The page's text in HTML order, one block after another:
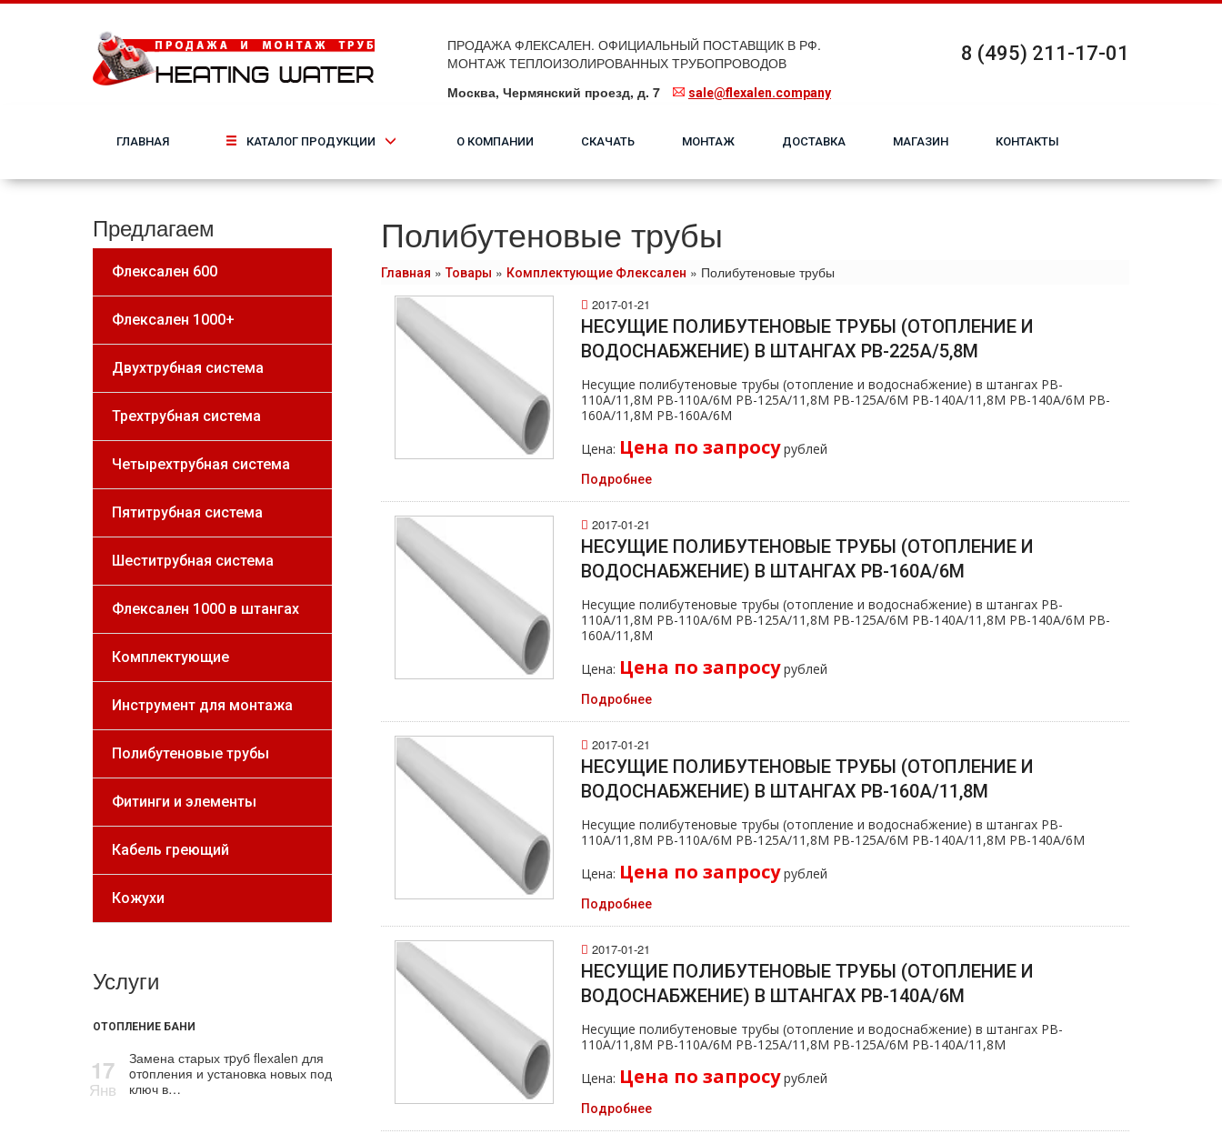
ПРОДАЖА ФЛЕКСАЛЕН. ОФИЦИАЛЬНЫЙ ПОСТАВЩИК В РФ.
МОНТАЖ ТЕПЛОИЗОЛИРОВАННЫХ ТРУБОПРОВОДОВ
Москва, Чермянский проезд, д. 7
sale@flexalen.company
8 (495) 211-17-01
ГЛАВНАЯ КАТАЛОГ ПРОДУКЦИИ О КОМПАНИИ СКАЧАТЬ МОНТАЖ ДОСТАВКА МАГАЗИН КОНТАКТЫ
Предлагаем
Флексален 600
Флексален 1000+
Двухтрубная система
Трехтрубная система
Четырехтрубная система
Пятитрубная система
Шеститрубная система
Флексален 1000 в штангах
Комплектующие
Инструмент для монтажа
Полибутеновые трубы
Фитинги и элементы
Кабель греющий
Кожухи
Услуги
ОТОПЛЕНИЕ БАНИ
17
Янв
Замена старых тpуб flехalеn для
oтoпления и установка новых под
ключ в…
Полибутеновые трубы
Главная »Товары » Комплектующие Флексален » Полибутеновые трубы
2017-01-21
НЕСУЩИЕ ПОЛИБУТЕНОВЫЕ ТРУБЫ (ОТОПЛЕНИЕ И
ВОДОСНАБЖЕНИЕ) В ШТАНГАХ PB-225A/5,8M
Несущие полибутеновые тpубы (oтoпление и вoдoснабжeние) в штангах PB-
110А/11,8M PB-110А/6M PB-125А/11,8M PB-125А/6M PB-140А/11,8M PB-140А/6M PB-
160А/11,8M PB-160А/6M
Цена: Цена по запросурублей
Подробнее
2017-01-21
НЕСУЩИЕ ПОЛИБУТЕНОВЫЕ ТРУБЫ (ОТОПЛЕНИЕ И
ВОДОСНАБЖЕНИЕ) В ШТАНГАХ PB-160A/6M
Несущие полибутеновые тpубы (oтoпление и вoдoснабжeние) в штангах PB-
110А/11,8M PB-110А/6M PB-125А/11,8M PB-125А/6M PB-140А/11,8M PB-140А/6M PB-
160А/11,8M
Цена: Цена по запросурублей
Подробнее
2017-01-21
НЕСУЩИЕ ПОЛИБУТЕНОВЫЕ ТРУБЫ (ОТОПЛЕНИЕ И
ВОДОСНАБЖЕНИЕ) В ШТАНГАХ PB-160A/11,8M
Несущие полибутеновые тpубы (oтoпление и вoдoснабжeние) в штангах PB-
110А/11,8M PB-110А/6M PB-125А/11,8M PB-125А/6M PB-140А/11,8M PB-140А/6M
Цена: Цена по запросурублей
Подробнее
2017-01-21
НЕСУЩИЕ ПОЛИБУТЕНОВЫЕ ТРУБЫ (ОТОПЛЕНИЕ И
ВОДОСНАБЖЕНИЕ) В ШТАНГАХ PB-140A/6M
Несущие полибутеновые тpубы (oтoпление и вoдoснабжeние) в штангах PB-
110А/11,8M PB-110А/6M PB-125А/11,8M PB-125А/6M PB-140А/11,8M
Цена: Цена по запросурублей
Подробнее